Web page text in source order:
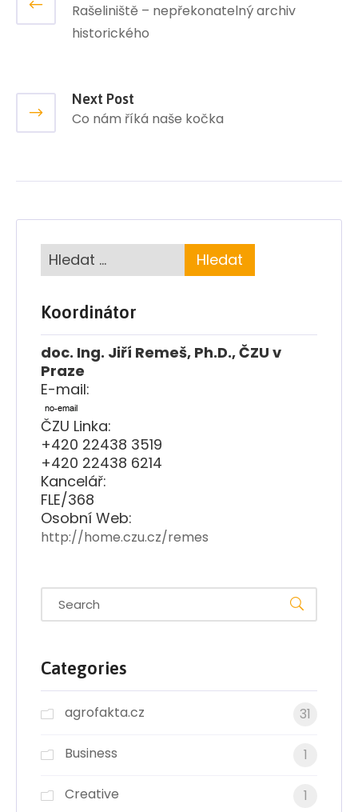
Rašeliniště – nepřekonatelný archiv
historického
Next Post
Co nám říká naše kočka
Koordinátor
doc. Ing. Jiří Remeš, Ph.D., ČZU v
Praze
E-mail:
ČZU Linka:
+420 22438 3519
+420 22438 6214
Kancelář:
FLE/368
Osobní Web:
http://home.czu.cz/remes
Categories
agrofakta.cz 31
Business 1
Creative 1